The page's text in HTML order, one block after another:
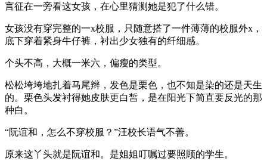
言征在一旁看这女孩，在心里猜测她是犯了什么错。
女孩没有穿完整的一x校服，只随意搭了一件薄薄的校服外x，
底下穿着紧身牛仔裤，衬出少女独有的纤细感。
个头不高，大概一米六，偏瘦的类型。
松松垮垮地扎着马尾辫，发色是栗色，也不知是染的还是天生
的。栗色头发衬得她皮肤更白皙，是在阳光下简直要反光的那
种白。
“阮谊和，怎么不穿校服？”汪校长语气不善。
原来这丫头就是阮谊和。是姐姐叮嘱过要照顾的学生。